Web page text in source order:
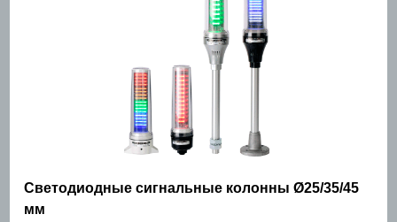
Светодиодные сигнальные колонны Ø25/35/45
мм